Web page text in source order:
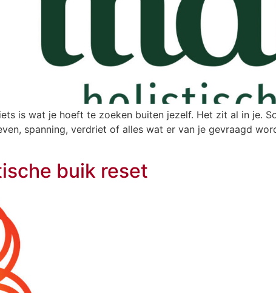
is wat je hoeft te zoeken buiten jezelf. Het zit al in je.
spanning, verdriet of alles wat er van je gevraagd
buik reset